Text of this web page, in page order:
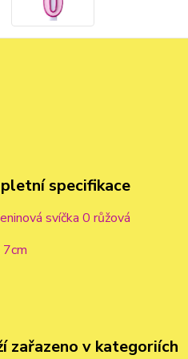
specifikace
svíčka 0 růžová
zařazeno v kategoriích